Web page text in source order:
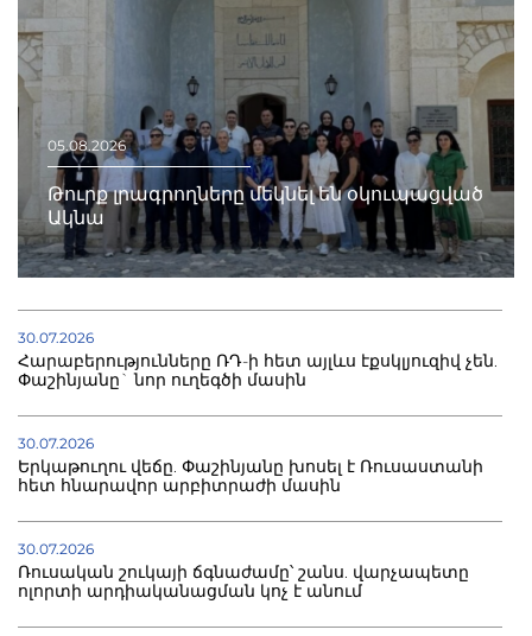
05.08.2026
Թուրք լրագրողները մեկնել են օկուպացված
Ակնա
30.07.2026
Հարաբերությունները ՌԴ-ի հետ այլևս էքսկլյուզիվ չեն.
Փաշինյանը` նոր ուղեգծի մասին
30.07.2026
Երկաթուղու վեճը. Փաշինյանը խոսել է Ռուսաստանի
հետ հնարավոր արբիտրաժի մասին
30.07.2026
Ռուսական շուկայի ճգնաժամը՝ շանս. վարչապետը
ոլորտի արդիականացման կոչ է անում